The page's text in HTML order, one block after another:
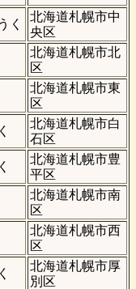
く
北海道札幌市中
央区
北海道札幌市北
区
北海道札幌市東
区
北海道札幌市白
石区
北海道札幌市豊
平区
北海道札幌市南
区
北海道札幌市西
区
北海道札幌市厚
別区